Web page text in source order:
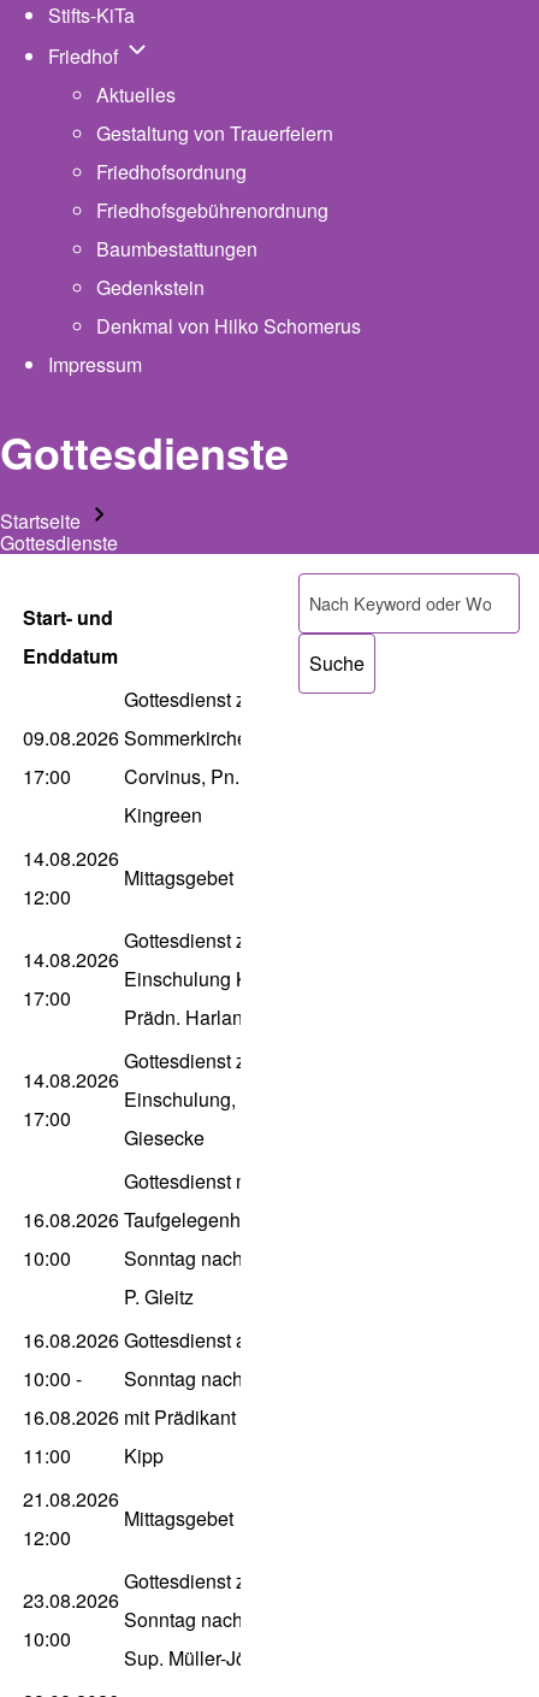
Stifts-KiTa
Friedhof Unternavigation von Friedhof
Aktuelles
Gestaltung von Trauerfeiern
Friedhofsordnung
Friedhofsgebührenordnung
Baumbestattungen
Gedenkstein
Denkmal von Hilko Schomerus
Impressum
Gottesdienste
Pfadnavigation
Startseite
Gottesdienste
Start- und
Enddatum
09.08.2026
17:00
Gottesdienst zur
Sommerkirche in
Corvinus, Pn. Gerloff-
Kingreen
14.08.2026
12:00
Mittagsgebet
14.08.2026
17:00
Gottesdienst zur
Einschulung K.H.,
Prädn. Harland-Ahlborn
14.08.2026
17:00
Gottesdienst zur
Einschulung, Dn.
Giesecke
16.08.2026
10:00
Gottesdienst mit
Taufgelegenheit zum 11.
Sonntag nach Trinitatis,
P. Gleitz
16.08.2026
10:00 -
16.08.2026
11:00
Gottesdienst am 11.
Sonntag nach Trinitatis
mit Prädikant Holger
Kipp
21.08.2026
12:00
Mittagsgebet
23.08.2026
10:00
Gottesdienst zum 12.
Sonntag nach Trinitatis,
Sup. Müller-Jödicke
Suche